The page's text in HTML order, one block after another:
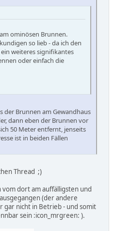
ominösen Brunnen.
so lieb - da ich den
weiteres signifikantes
oder einfach die
der Brunnen am Gewandhaus
dann eben der Brunnen vor
50 Meter entfernt, jenseits
ist in beiden Fällen
Thread ;)
vom dort am auffälligsten und
(der andere
gar nicht in Betrieb - und somit
sein :icon_mrgreen: ).